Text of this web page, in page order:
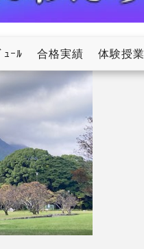
ｭｰﾙ 合格実績 体験授業